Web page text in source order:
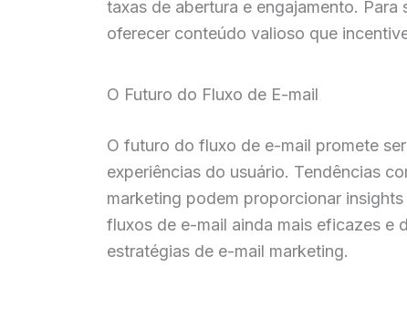
taxas de abertura e engajamento.
oferecer conteúdo valioso que
O Futuro do Fluxo de E-mail
O futuro do fluxo de e-mail promete
experiências do usuário. Tendências
marketing podem proporcionar
fluxos de e-mail ainda mais eficazes e
estratégias de e-mail marketing.